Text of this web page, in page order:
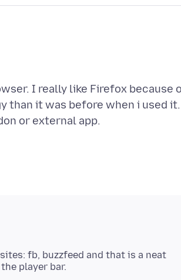
I really like Firefox because
than it was before when i used it.
fb, buzzfeed and that is a neat